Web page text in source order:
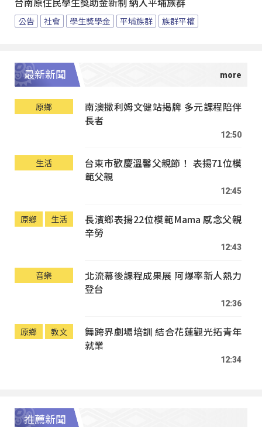
台南原住民學生獎助金新制 納入平埔族群
公告 社會 學生獎學金 平埔族群 族群平權
最新新聞
原鄉
南澳撒利姆文健站揭牌 多元課程陪伴
長者
12:50
生活
台東市歡慶溫馨父親節！ 表揚71位模
範父親
12:45
原鄉 生活
長濱鄉表揚22位模範Mama 感念父親
辛勞
12:43
音樂
北流幕後課程成果展 阿爆率新人熱力
登台
12:36
原鄉 教文
舞跨界劇場培訓 結合花蓮觀光拓青年
就業
12:34
推薦新聞